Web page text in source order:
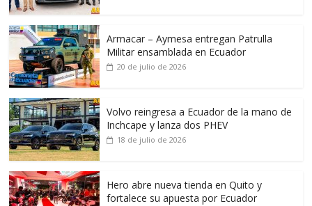
Armacar – Aymesa entregan Patrulla
Militar ensamblada en Ecuador
20 de julio de 2026
Volvo reingresa a Ecuador de la mano de
Inchcape y lanza dos PHEV
18 de julio de 2026
Hero abre nueva tienda en Quito y
fortalece su apuesta por Ecuador